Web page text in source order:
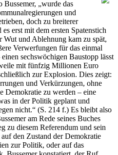
Bussemer, „wurde das
und
doch zu breiterer
erst mit dem ersten Spatenstich
Wut und Ablehnung kam zu spät,
Verwerfungen für das einmal
sechswöchigen Baustopp lässt
mit fünfzig Millionen Euro
zur Explosion. Dies zeigt:
und Verkürzungen, ohne
Demokratie zu werden – eine
in der Politik geplant und
nicht.“ (S. 214 f.) Es bleibt also
am Rede seines Buches
zu diesem Referendum und sein
den Zustand der Demokratie
zur Politik, oder auf das